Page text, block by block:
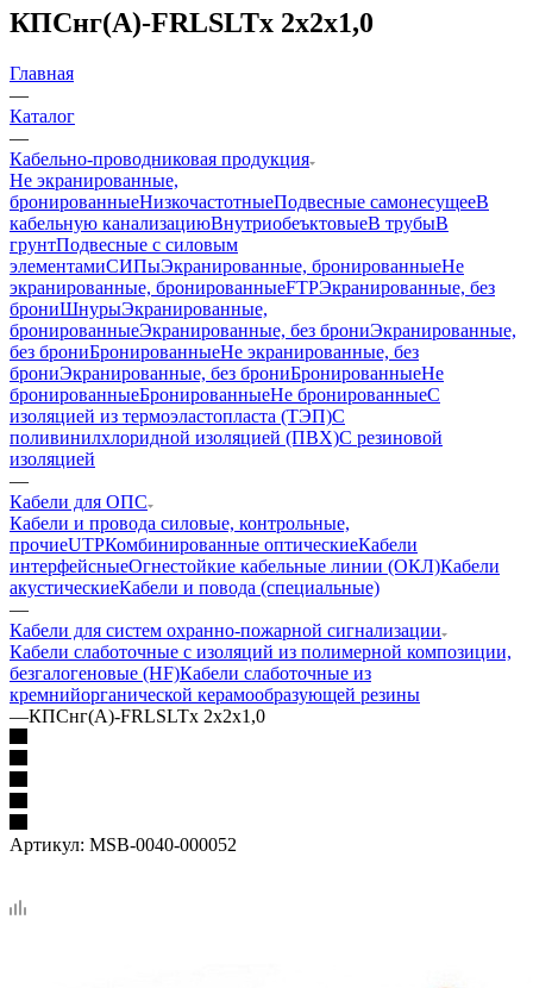
КПСнг(А)-FRLSLTx 2х2х1,0
Главная
—
Каталог
—
Кабельно-проводниковая продукция
Не экранированные,
бронированныеНизкочастотныеПодвесные самонесущееВ
кабельную канализациюВнутриобеъктовыеВ трубыВ
грунтПодвесные с силовым
элементамиСИПыЭкранированные, бронированныеНе
экранированные, бронированныеFTPЭкранированные, без
брониШнурыЭкранированные,
бронированныеЭкранированные, без брониЭкранированные,
без брониБронированныеНе экранированные, без
брониЭкранированные, без брониБронированныеНе
бронированныеБронированныеНе бронированныеС
изоляцией из термоэластопласта (ТЭП)С
поливинилхлоридной изоляцией (ПВХ)С резиновой
изоляцией
—
Кабели для ОПС
Кабели и провода силовые, контрольные,
прочиеUTPКомбинированные оптическиеКабели
интерфейсныеОгнестойкие кабельные линии (ОКЛ)Кабели
акустическиеКабели и повода (специальные)
—
Кабели для систем охранно-пожарной сигнализации
Кабели слаботочные с изоляций из полимерной композиции,
безгалогеновые (HF)Кабели слаботочные из
кремнийорганической керамообразующей резины
—КПСнг(А)-FRLSLTx 2х2х1,0
Артикул: MSB-0040-000052